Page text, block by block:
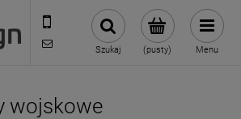
221002030
sklep@reklamydrukarnia.pl
(pusty)
Szukaj Menu
wojskowe